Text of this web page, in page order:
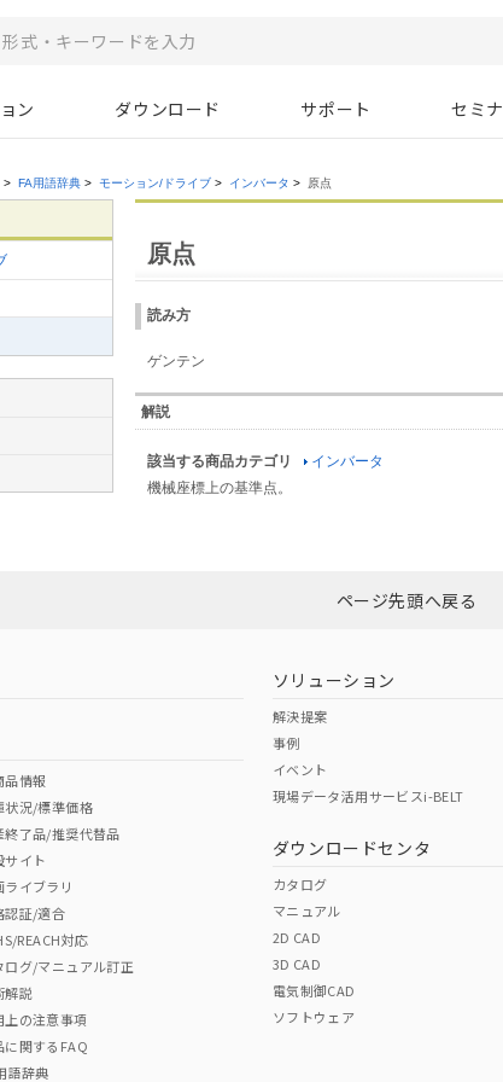
ン ダウンロード サポート セミナ
> FA用語辞典 > モーション/ドライブ > インバータ > 原点
原点
読み方
ゲンテン
解説
該当する商品カテゴリ
インバータ
機械座標上の基準点。
ページ先頭へ戻る
品情報
状況/標準価格
終了品/推奨代替品
サイト
ライブラリ
認証/適合
REACH対応
ログ/マニュアル訂正
解説
上の注意事項
に関するFAQ
語辞典
ソリューション
解決提案
事例
イベント
現場データ活用サービスi-BELT
ダウンロードセンタ
カタログ
マニュアル
2D CAD
3D CAD
電気制御CAD
ソフトウェア